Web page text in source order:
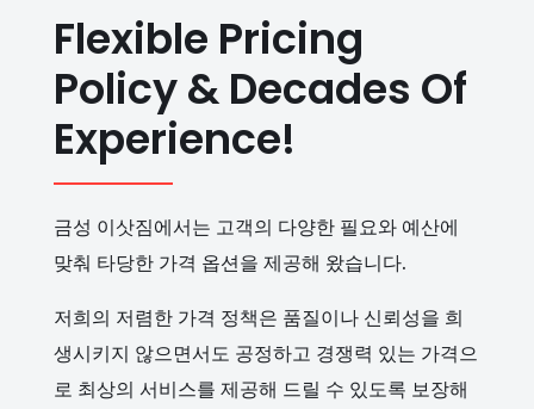
Flexible Pricing
Policy & Decades Of
Experience!
금성 이삿짐에서는 고객의 다양한 필요와 예산에
맞춰 타당한 가격 옵션을 제공해 왔습니다.
저희의 저렴한 가격 정책은 품질이나 신뢰성을 희
생시키지 않으면서도 공정하고 경쟁력 있는 가격으
로 최상의 서비스를 제공해 드릴 수 있도록 보장해